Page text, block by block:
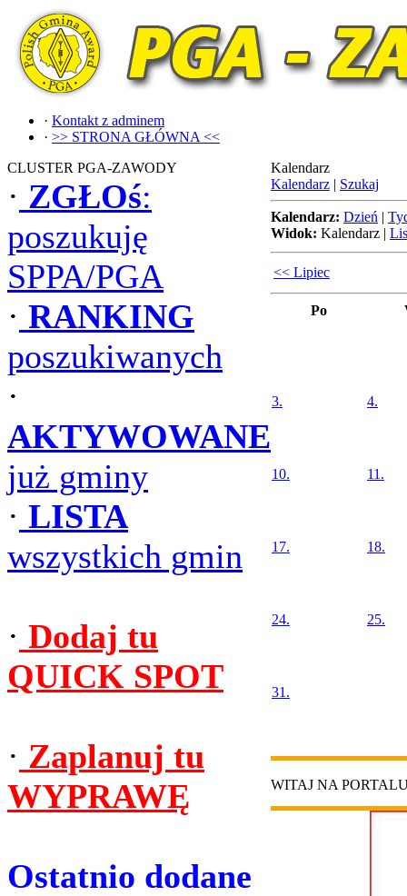
· Kontakt z adminem
· >> STRONA GŁÓWNA <<
CLUSTER PGA-ZAWODY
· ZGŁOś:
poszukuję
SPPA/PGA
· RANKING
poszukiwanych
·
AKTYWOWANE
już gminy
· LISTA
wszystkich gmin
· Dodaj tu
QUICK SPOT
· Zaplanuj tu
WYPRAWĘ
Ostatnio dodane
Kalendarz
Kalendarz | Szukaj
Kalendarz: Dzień |
Widok: Kalendarz |
<< Lipiec
Po
3. 4.
10. 11.
17. 18.
24. 25.
31.
WITAJ NA